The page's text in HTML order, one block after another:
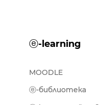
ⓔ-learning
MOODLE
ⓔ-библиотека